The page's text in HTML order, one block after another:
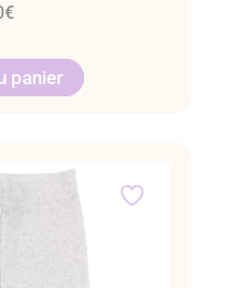
€
panier